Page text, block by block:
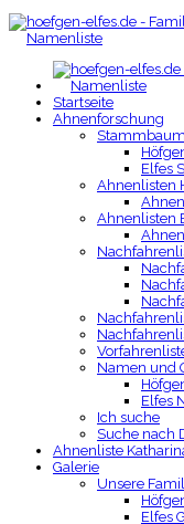
Startseite
Ahnenforschung
Stammbaum
Elfes
Ahnenlisten
Ahnenlisten
Namen und
Elfes
Ich suche
Suche nach
Ahnenliste
Galerie
Unsere
Elfes